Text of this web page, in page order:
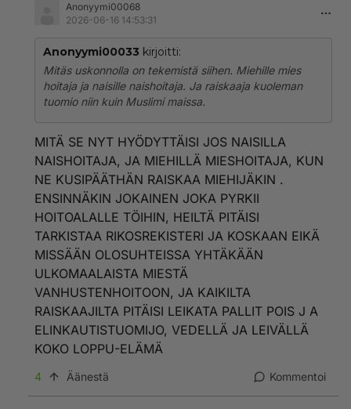
Anonyymi00068
2026-06-16 14:53:31
Anonyymi00033 kirjoitti:
Mitäs uskonnolla on tekemistä siihen. Miehille mies
hoitaja ja naisille naishoitaja. Ja raiskaaja kuoleman
tuomio niin kuin Muslimi maissa.
MITÄ SE NYT HYÖDYTTÄISI JOS NAISILLA
NAISHOITAJA, JA MIEHILLÄ MIESHOITAJA, KUN
NE KUSIPÄÄTHÄN RAISKAA MIEHIJÄKIN .
ENSINNÄKIN JOKAINEN JOKA PYRKII
HOITOALALLE TÖIHIN, HEILTÄ PITÄISI
TARKISTAA RIKOSREKISTERI JA KOSKAAN EIKÄ
MISSÄÄN OLOSUHTEISSA YHTÄKÄÄN
ULKOMAALAISTA MIESTÄ
VANHUSTENHOITOON, JA KAIKILTA
RAISKAAJILTA PITÄISI LEIKATA PALLIT POIS J A
ELINKAUTISTUOMIJO, VEDELLÄ JA LEIVÄLLÄ
KOKO LOPPU-ELÄMÄ
4 Äänestä Kommentoi